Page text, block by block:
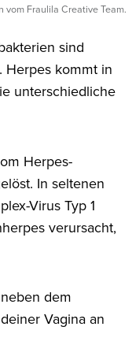
vom Fraulila Creative Team.
sind
Herpes kommt in
unterschiedliche
Herpes-
In seltenen
Virus Typ 1
verursacht,
dem
Vagina an